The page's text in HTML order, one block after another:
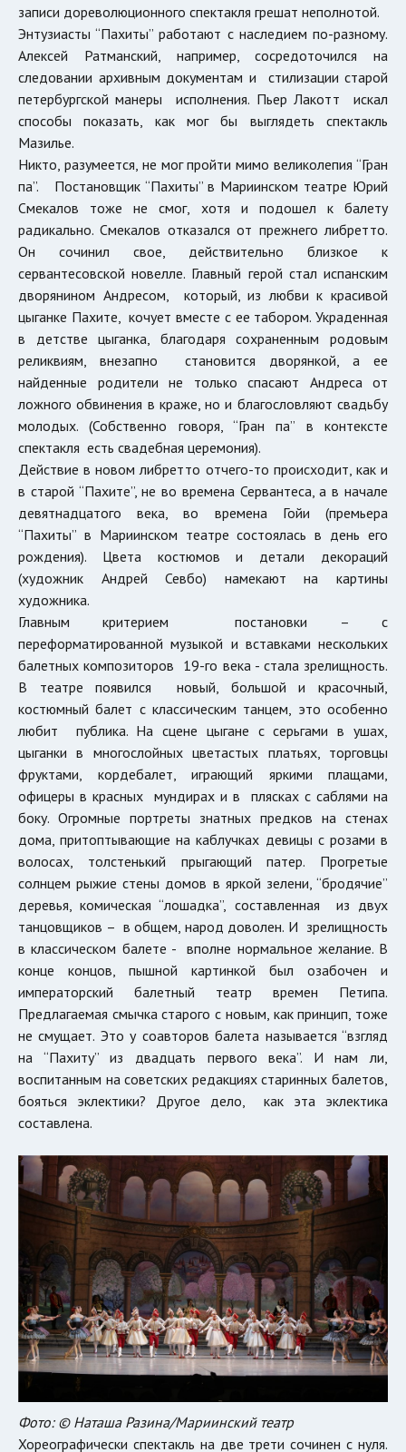
записи дореволюционного спектакля грешат неполнотой.
Энтузиасты “Пахиты” работают с наследием по-разному.
Алексей Ратманский, например, сосредоточился на
следовании архивным документам и стилизации старой
петербургской манеры исполнения. Пьер Лакотт искал
способы показать, как мог бы выглядеть спектакль
Мазилье.
Никто, разумеется, не мог пройти мимо великолепия “Гран
па”. Постановщик “Пахиты” в Мариинском театре Юрий
Смекалов тоже не смог, хотя и подошел к балету
радикально. Смекалов отказался от прежнего либретто.
Он сочинил свое, действительно близкое к
сервантесовской новелле. Главный герой стал испанским
дворянином Андресом, который, из любви к красивой
цыганке Пахите, кочует вместе с ее табором. Украденная
в детстве цыганка, благодаря сохраненным родовым
реликвиям, внезапно становится дворянкой, а ее
найденные родители не только спасают Андреса от
ложного обвинения в краже, но и благословляют свадьбу
молодых. (Собственно говоря, “Гран па” в контексте
спектакля есть свадебная церемония).
Действие в новом либретто отчего-то происходит, как и
в старой “Пахите”, не во времена Сервантеса, а в начале
девятнадцатого века, во времена Гойи (премьера
“Пахиты” в Мариинском театре состоялась в день его
рождения). Цвета костюмов и детали декораций
(художник Андрей Севбо) намекают на картины
художника.
Главным критерием постановки – с
переформатированной музыкой и вставками нескольких
балетных композиторов 19-го века - стала зрелищность.
В театре появился новый, большой и красочный,
костюмный балет с классическим танцем, это особенно
любит публика. На сцене цыгане с серьгами в ушах,
цыганки в многослойных цветастых платьях, торговцы
фруктами, кордебалет, играющий яркими плащами,
офицеры в красных мундирах и в плясках с саблями на
боку. Огромные портреты знатных предков на стенах
дома, притоптывающие на каблучках девицы с розами в
волосах, толстенький прыгающий патер. Прогретые
солнцем рыжие стены домов в яркой зелени, “бродячие”
деревья, комическая “лошадка”, составленная из двух
танцовщиков – в общем, народ доволен. И зрелищность
в классическом балете - вполне нормальное желание. В
конце концов, пышной картинкой был озабочен и
императорский балетный театр времен Петипа.
Предлагаемая смычка старого с новым, как принцип, тоже
не смущает. Это у соавторов балета называется “взгляд
на “Пахиту” из двадцать первого века”. И нам ли,
воспитанным на советских редакциях старинных балетов,
бояться эклектики? Другое дело, как эта эклектика
составлена.
Фото: © Наташа Разина/Мариинский театр
Хореографически спектакль на две трети сочинен с нуля.